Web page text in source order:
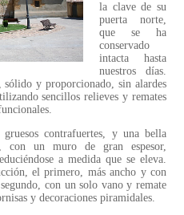
la clave de su
puerta norte,
que se ha
conservado
intacta hasta
nuestros días.
sólido y proporcionado, sin alardes
sencillos relieves y remates
contrafuertes, y una bella
con un muro de gran espesor,
a medida que se eleva.
el primero, más ancho y con
con un solo vano y remate
y decoraciones piramidales.